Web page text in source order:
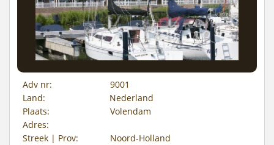
Adv nr:
9001
Land:
Nederland
Plaats:
Volendam
Adres:
Streek | Prov:
Noord-Holland